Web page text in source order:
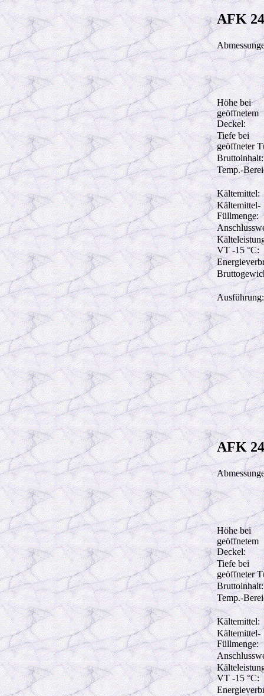
AFK
Höhe bei
geöffnetem
Deckel:
Tiefe bei
geöffneter
Bruttoinhalt:
Temp.-
Kältemittel:
Kältemittel-
Füllmenge:
VT -15 °C:
Ausführung:
AFK
Höhe bei
geöffnetem
Deckel:
Tiefe bei
geöffneter
Bruttoinhalt:
Temp.-
Kältemittel:
Kältemittel-
Füllmenge:
VT -15 °C: